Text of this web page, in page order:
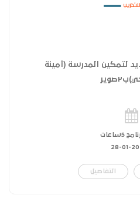
لتمكين المدرسة (أمينة
5ساعات
28-01-
التفاصيل